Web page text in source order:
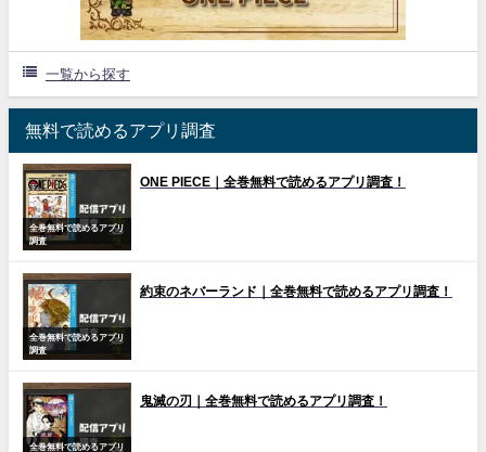
一覧から探す
無料で読めるアプリ調査
全巻無料で読めるアプリ
調査
ONE PIECE｜全巻無料で読めるアプリ調査！
全巻無料で読めるアプリ
調査
約束のネバーランド｜全巻無料で読めるアプリ調査！
全巻無料で読めるアプリ
鬼滅の刃｜全巻無料で読めるアプリ調査！